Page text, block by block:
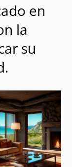
en
la
su